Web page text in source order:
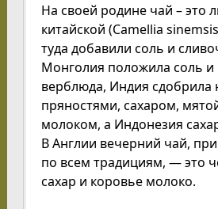
На своей родине чай – это
китайской (Camellia
туда добавили соль и
Монголия положила соль и
верблюда, Индия сдобрила
пряностями, сахаром,
молоком, а Индонезия
В Англии вечерний чай,
по всем традициям, — это
сахар и коровье молоко.